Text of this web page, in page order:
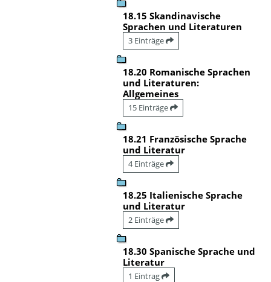
18.15 Skandinavische
Sprachen und Literaturen
3 Einträge
18.20 Romanische Sprachen
und Literaturen:
Allgemeines
15 Einträge
18.21 Französische Sprache
und Literatur
4 Einträge
18.25 Italienische Sprache
und Literatur
2 Einträge
18.30 Spanische Sprache und
Literatur
1 Eintrag